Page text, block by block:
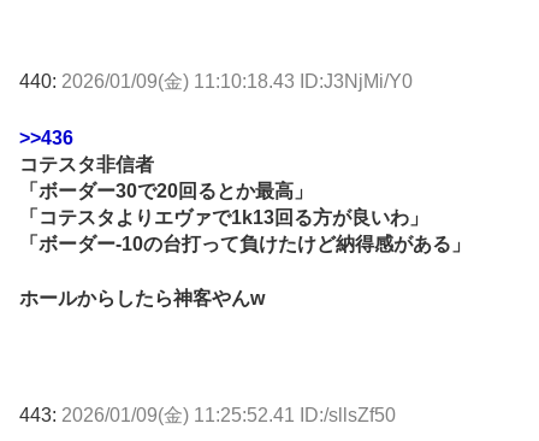
440: 2026/01/09(金) 11:10:18.43 ID:J3NjMi/Y0
>>436
コテスタ非信者
「ボーダー30で20回るとか最高」
「コテスタよりエヴァで1k13回る方が良いわ」
「ボーダー-10の台打って負けたけど納得感がある」
ホールからしたら神客やんw
443: 2026/01/09(金) 11:25:52.41 ID:/sllsZf50